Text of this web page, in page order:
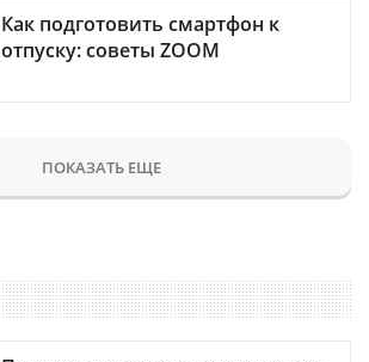
Как подготовить смартфон к
отпуску: советы ZOOM
ПОКАЗАТЬ ЕЩЕ